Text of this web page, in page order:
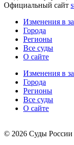
Официальный сайт
Изменения в
Города
Регионы
Все суды
О сайте
Изменения в
Города
Регионы
Все суды
О сайте
© 2026 Суды России